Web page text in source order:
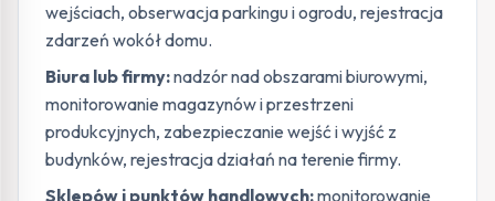
wejściach, obserwacja parkingu i ogrodu, rejestracja
zdarzeń wokół domu.
Biura lub firmy:nadzór nad obszarami biurowymi,
monitorowanie magazynów i przestrzeni
produkcyjnych, zabezpieczanie wejść i wyjść z
budynków, rejestracja działań na terenie firmy.
Sklepów i punktów handlowych:monitorowanie